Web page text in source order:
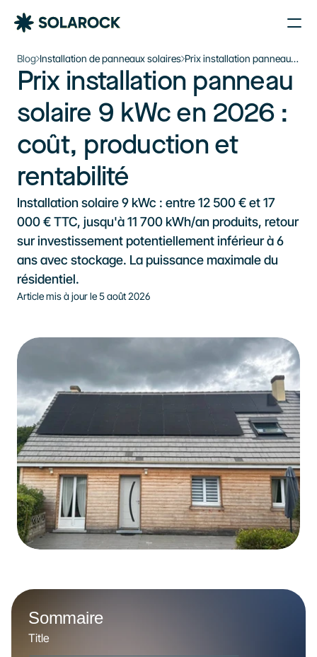
Nos Agences
Nos Installations
À propos
Blog
À propos de Solarock
Nos produits
‍01 89 71 71 48
J’estime mon projet
Blog Installation de panneaux solaires Prix installation panneau
solaire 9 kWc en 2026 :
coût, production et
rentabilité
Prix installation panneau
solaire 9 kWc en 2026 :
coût, production et
rentabilité
Installation solaire 9 kWc : entre 12 500 € et 17
000 € TTC, jusqu'à 11 700 kWh/an produits, retour
sur investissement potentiellement inférieur à 6
ans avec stockage. La puissance maximale du
résidentiel.
Article mis à jour le 5 août 2026
Sommaire
Title
Le plein d’énergie solaire
dans votre boîte mail
Je souhaite m’inscrire à la newsletter
S'inscrire à la newsletter